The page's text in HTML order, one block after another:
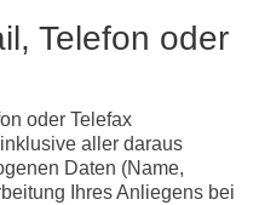
Telefon oder
oder Telefax
aller daraus
Daten (Name,
Ihres Anliegens bei